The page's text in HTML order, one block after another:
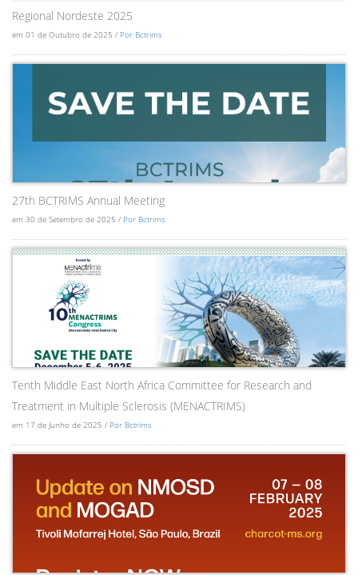
Regional Nordeste 2025
em 01 de Outubro de 2025 / Por Bctrims
27th BCTRIMS Annual Meeting
em 30 de Setembro de 2025 / Por Bctrims
Tenth Middle East North Africa Committee for Research and
Treatment in Multiple Sclerosis (MENACTRIMS)
em 17 de Junho de 2025 / Por Bctrims